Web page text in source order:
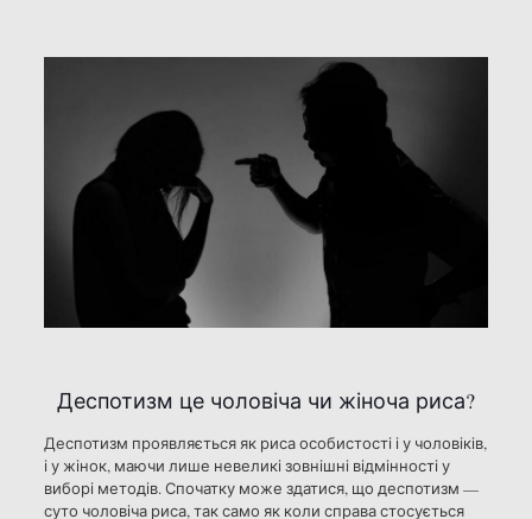
Деспотизм це чоловіча чи жіноча риса?
Деспотизм проявляється як риса особистості і у чоловіків,
і у жінок, маючи лише невеликі зовнішні відмінності у
виборі методів. Спочатку може здатися, що деспотизм —
суто чоловіча риса, так само як коли справа стосується